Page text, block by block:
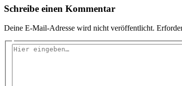
Schreibe einen Kommentar
Deine E-Mail-Adresse wird nicht veröffentlicht.
Hier